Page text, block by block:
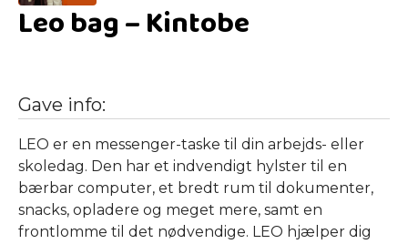
Leo bag – Kintobe
Gave info:
LEO er en messenger-taske til din arbejds- eller
skoledag. Den har et indvendigt hylster til en
bærbar computer, et bredt rum til dokumenter,
snacks, opladere og meget mere, samt en
frontlomme til det nødvendige. LEO hjælper dig